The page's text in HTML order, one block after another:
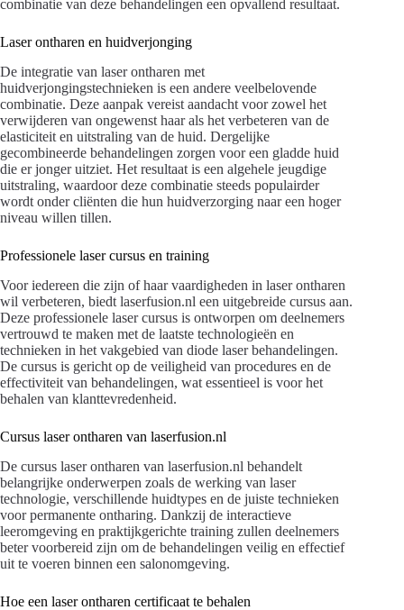
combinatie van deze behandelingen een opvallend resultaat.
Laser ontharen en huidverjonging
De integratie van laser ontharen met
huidverjongingstechnieken is een andere veelbelovende
combinatie. Deze aanpak vereist aandacht voor zowel het
verwijderen van ongewenst haar als het verbeteren van de
elasticiteit en uitstraling van de huid. Dergelijke
gecombineerde behandelingen zorgen voor een gladde huid
die er jonger uitziet. Het resultaat is een algehele jeugdige
uitstraling, waardoor deze combinatie steeds populairder
wordt onder cliënten die hun huidverzorging naar een hoger
niveau willen tillen.
Professionele laser cursus en training
Voor iedereen die zijn of haar vaardigheden in laser ontharen
wil verbeteren, biedt laserfusion.nl een uitgebreide cursus aan.
Deze professionele laser cursus is ontworpen om deelnemers
vertrouwd te maken met de laatste technologieën en
technieken in het vakgebied van diode laser behandelingen.
De cursus is gericht op de veiligheid van procedures en de
effectiviteit van behandelingen, wat essentieel is voor het
behalen van klanttevredenheid.
Cursus laser ontharen van laserfusion.nl
De cursus laser ontharen van laserfusion.nl behandelt
belangrijke onderwerpen zoals de werking van laser
technologie, verschillende huidtypes en de juiste technieken
voor permanente ontharing. Dankzij de interactieve
leeromgeving en praktijkgerichte training zullen deelnemers
beter voorbereid zijn om de behandelingen veilig en effectief
uit te voeren binnen een salonomgeving.
Hoe een laser ontharen certificaat te behalen